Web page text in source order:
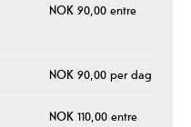
NOK 90,00 entre
NOK 90,00 per dag
NOK 110,00 entre